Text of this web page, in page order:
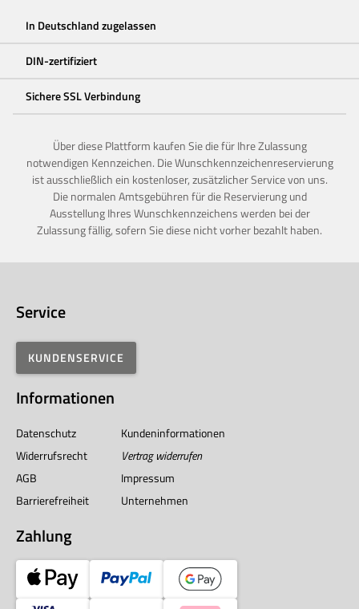
In Deutschland zugelassen
DIN-zertifiziert
Sichere SSL Verbindung
Über diese Plattform kaufen Sie die für Ihre Zulassung
notwendigen Kennzeichen. Die Wunschkennzeichenreservierung
ist ausschließlich ein kostenloser, zusätzlicher Service von uns.
Die normalen Amtsgebühren für die Reservierung und
Ausstellung Ihres Wunschkennzeichens werden bei der
Zulassung fällig, sofern Sie diese nicht vorher bezahlt haben.
Service
KUNDENSERVICE
Informationen
Datenschutz
Kundeninformationen
Widerrufsrecht
Vertrag widerrufen
AGB
Impressum
Barrierefreiheit
Unternehmen
Zahlung